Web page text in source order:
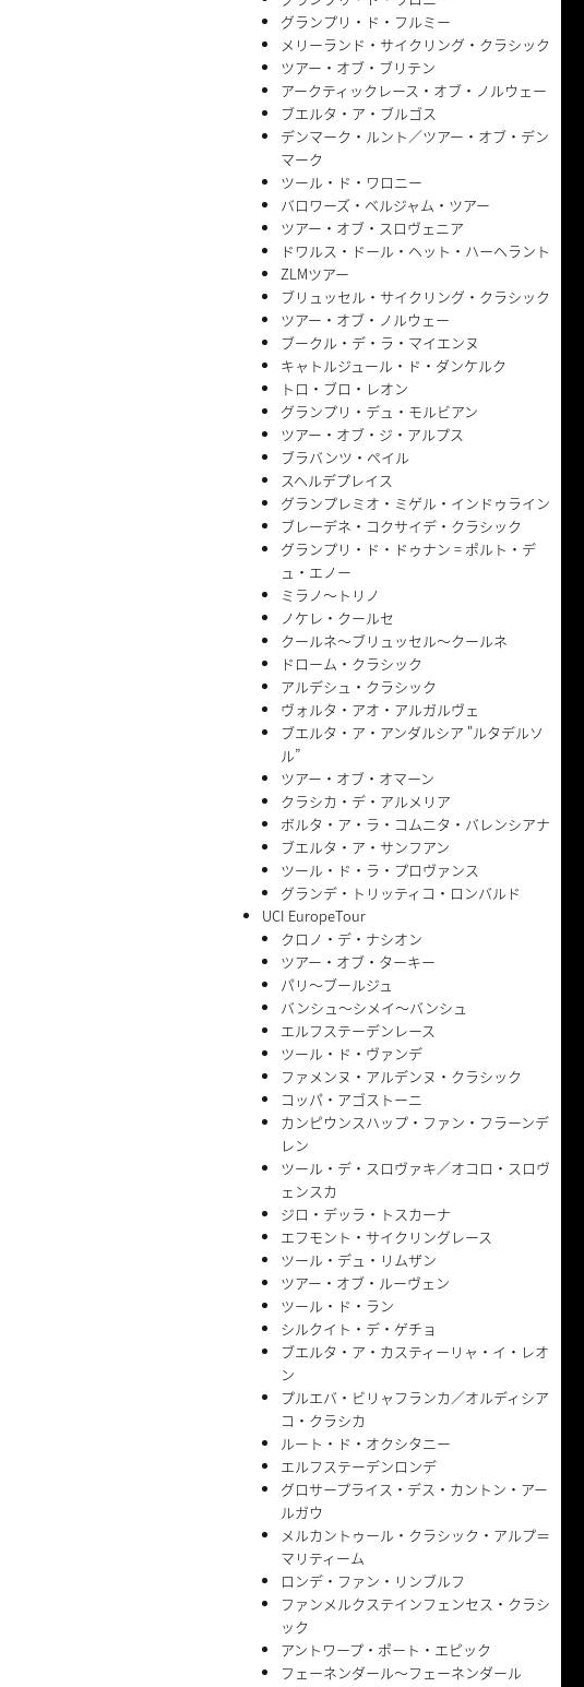
グランプリ・ド・フルミー
メリーランド・サイクリング・クラシック
ツアー・オブ・ブリテン
アークティックレース・オブ・ノルウェー
ブエルタ・ア・ブルゴス
デンマーク・ルント／ツアー・オブ・デン
マーク
ツール・ド・ワロニー
バロワーズ・ベルジャム・ツアー
ツアー・オブ・スロヴェニア
ドワルス・ドール・ヘット・ハーヘラント
ZLMツアー
ブリュッセル・サイクリング・クラシック
ツアー・オブ・ノルウェー
ブークル・デ・ラ・マイエンヌ
キャトルジュール・ド・ダンケルク
トロ・ブロ・レオン
グランプリ・デュ・モルビアン
ツアー・オブ・ジ・アルプス
ブラバンツ・ペイル
スヘルデプレイス
グランプレミオ・ミゲル・インドゥライン
ブレーデネ・コクサイデ・クラシック
グランプリ・ド・ドゥナン = ポルト・デ
ュ・エノー
ミラノ〜トリノ
ノケレ・クールセ
クールネ〜ブリュッセル〜クールネ
ドローム・クラシック
アルデシュ・クラシック
ヴォルタ・アオ・アルガルヴェ
ブエルタ・ア・アンダルシア "ルタデルソ
ル”
ツアー・オブ・オマーン
クラシカ・デ・アルメリア
ボルタ・ア・ラ・コムニタ・バレンシアナ
ブエルタ・ア・サンフアン
ツール・ド・ラ・プロヴァンス
グランデ・トリッティコ・ロンバルド
UCI EuropeTour
クロノ・デ・ナシオン
ツアー・オブ・ターキー
パリ〜ブールジュ
バンシュ〜シメイ〜バンシュ
エルフステーデンレース
ツール・ド・ヴァンデ
ファメンヌ・アルデンヌ・クラシック
コッパ・アゴストーニ
カンピウンスハップ・ファン・フラーンデ
レン
ツール・デ・スロヴァキ／オコロ・スロヴ
ェンスカ
ジロ・デッラ・トスカーナ
エフモント・サイクリングレース
ツール・デュ・リムザン
ツアー・オブ・ルーヴェン
ツール・ド・ラン
シルクイト・デ・ゲチョ
ブエルタ・ア・カスティーリャ・イ・レオ
ン
プルエバ・ビリャフランカ／オルディシア
コ・クラシカ
ルート・ド・オクシタニー
エルフステーデンロンデ
グロサープライス・デス・カントン・アー
ルガウ
メルカントゥール・クラシック・アルプ＝
マリティーム
ロンデ・ファン・リンブルフ
ファンメルクステインフェンセス・クラシ
ック
アントワープ・ポート・エピック
フェーネンダール〜フェーネンダール